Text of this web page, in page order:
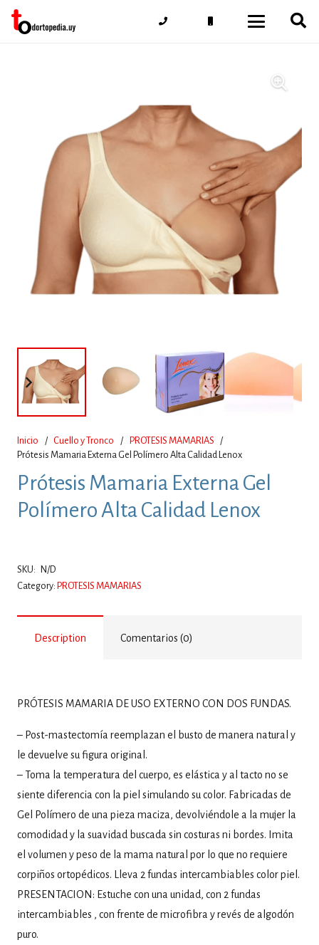
Inicio / Cuello y Tronco / PROTESIS MAMARIAS
/
Prótesis Mamaria Externa Gel Polímero Alta Calidad Lenox
Prótesis Mamaria Externa Gel
Polímero Alta Calidad Lenox
SKU: N/D
Category: PROTESIS MAMARIAS
Description Comentarios (0)
PRÓTESIS MAMARIA DE USO EXTERNO CON DOS FUNDAS.
– Post-mastectomía reemplazan el busto de manera natural y
le devuelve su figura original.
– Toma la temperatura del cuerpo, es elástica y al tacto no se
siente diferencia con la piel simulando su color. Fabricadas de
Gel Polímero de una pieza maciza, devolviéndole a la mujer la
comodidad y la suavidad buscada sin costuras ni bordes. Imita
el volumen y peso de la mama natural por lo que no requiere
corpiños ortopédicos. Lleva 2 fundas intercambiables color piel.
PRESENTACION: Estuche con una unidad, con 2 fundas
intercambiables , con frente de microfibra y revés de algodón
puro.